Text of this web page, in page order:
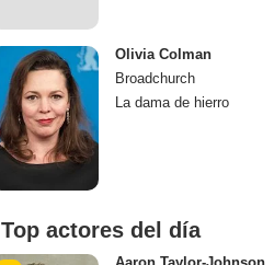
Olivia Colman
Broadchurch
La dama de hierro
Top actores del día